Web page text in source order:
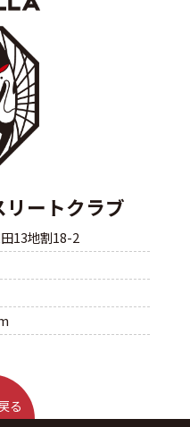
ートクラブ
13地割18-2
る